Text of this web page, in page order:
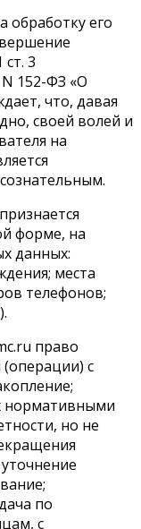
обработку его
3
152-ФЗ «О
что, давая
своей волей и
на
форме, на
данных:
места
телефонов;
право
с
нормативными
но не
по
с